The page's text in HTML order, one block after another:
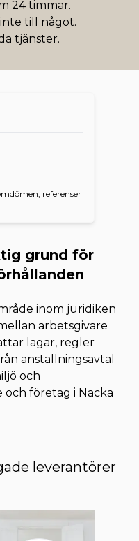
24 timmar.
till något.
tjänster.
referenser
grund för
inom juridiken
arbetsgivare
lagar, regler
anställningsavtal
och
och företag i Nacka
leverantörer